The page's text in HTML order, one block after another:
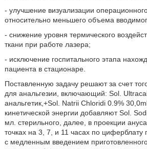
- улучшение визуализации
относительно меньшего объема
- снижение уровня термического
ткани при работе лазера;
- исключение госпитального этапа
пациента в стационаре.
Поставленную задачу решают за счет
для анальгезии, включающий: Sol.
анальгетик,+Sol. Natrii Chloridi 0.9%
кинетической энергии добавляют Sol.
мл. стерильного, далее, в проекции
точках на 3, 7, и 11 часах по циферблату
с медленным введением приготовленного